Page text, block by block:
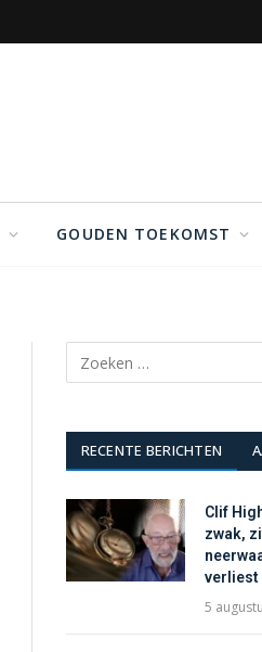
GOUDEN TOEKOMST
RECENTE BERICHTEN
Clif
zwak,
verliest
5